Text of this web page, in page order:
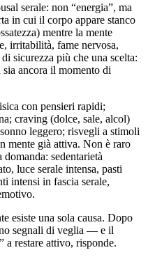
serale: non “energia”, ma
in cui il corpo appare stanco
mentre la mente
irritabilità, fame nervosa,
sicurezza più che una scelta:
ancora il momento di
con pensieri rapidi;
craving (dolce, sale, alcol)
leggero; risvegli a stimoli
mente già attiva. Non è raro
sedentarietà
luce serale intensa, pasti
intensi in fascia serale,
esiste una sola causa. Dopo
segnali di veglia — e il
a restare attivo, risponde.